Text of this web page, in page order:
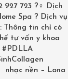
ROLL ON
927 723 ?‍♀️ Dịch
Spa ? Dịch vụ
Thông tin chỉ có
tư vấn y khoa
#PDLLA
nhạc nền – Lona